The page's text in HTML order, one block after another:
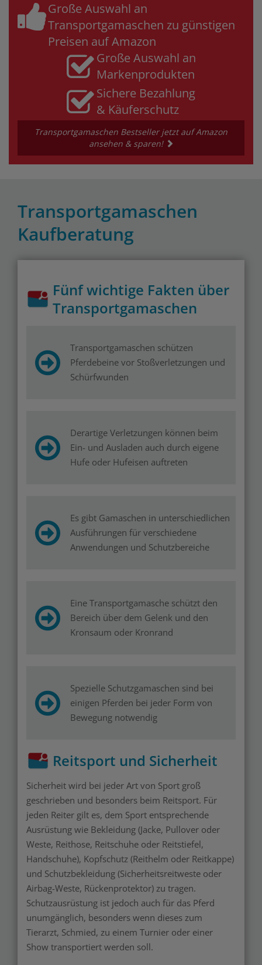
Große Auswahl an
Transportgamaschen zu günstigen
Preisen auf Amazon
Große Auswahl an
Markenprodukten
Sichere Bezahlung
& Käuferschutz
Transportgamaschen Bestseller jetzt auf Amazon
ansehen & sparen!
Transportgamaschen
Kaufberatung
Fünf wichtige Fakten über
Transportgamaschen
Transportgamaschen schützen
Pferdebeine vor Stoßverletzungen und
Schürfwunden
Derartige Verletzungen können beim
Ein- und Ausladen auch durch eigene
Hufe oder Hufeisen auftreten
Es gibt Gamaschen in unterschiedlichen
Ausführungen für verschiedene
Anwendungen und Schutzbereiche
Eine Transportgamasche schützt den
Bereich über dem Gelenk und den
Kronsaum oder Kronrand
Spezielle Schutzgamaschen sind bei
einigen Pferden bei jeder Form von
Bewegung notwendig
Reitsport und Sicherheit
Sicherheit wird bei jeder Art von Sport groß
geschrieben und besonders beim Reitsport. Für
jeden Reiter gilt es, dem Sport entsprechende
Ausrüstung wie Bekleidung (Jacke, Pullover oder
Weste, Reithose, Reitschuhe oder Reitstiefel,
Handschuhe), Kopfschutz (Reithelm oder Reitkappe)
und Schutzbekleidung (Sicherheitsreitweste oder
Airbag-Weste, Rückenprotektor) zu tragen.
Schutzausrüstung ist jedoch auch für das Pferd
unumgänglich, besonders wenn dieses zum
Tierarzt, Schmied, zu einem Turnier oder einer
Show transportiert werden soll.